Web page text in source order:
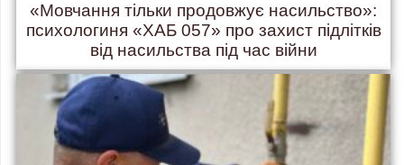
«Мовчання тільки продовжує насильство»:
психологиня «ХАБ 057» про захист підлітків
від насильства під час війни